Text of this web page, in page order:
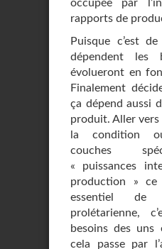
occupée par
rapports de
Puisque c’est
dépendent les
évolueront en
Finalement
ça dépend aussi
produit. Aller vers
la condition
couches
« puissances
production »
essentiel de
prolétarienne,
besoins des uns
cela passe par